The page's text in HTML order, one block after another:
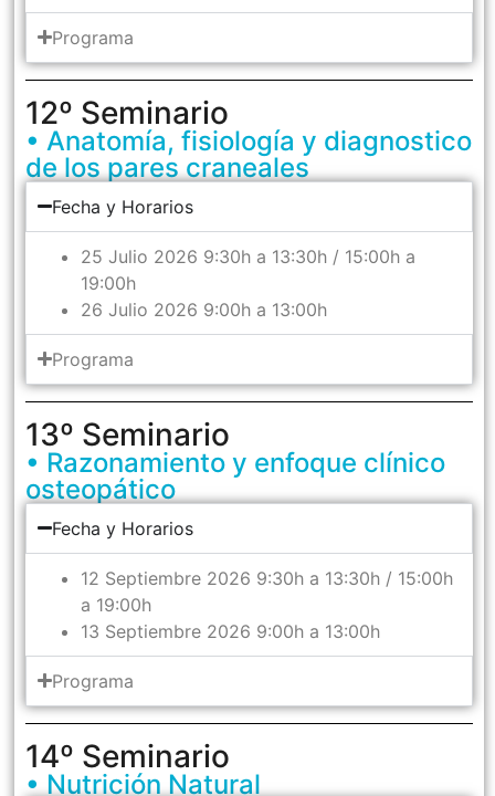
Programa
12º Seminario
• Anatomía, fisiología y diagnostico
de los pares craneales
Fecha y Horarios
25 Julio 2026 9:30h a 13:30h / 15:00h a
19:00h
26 Julio 2026 9:00h a 13:00h
Programa
13º Seminario
• Razonamiento y enfoque clínico
osteopático
Fecha y Horarios
12 Septiembre 2026 9:30h a 13:30h / 15:00h
a 19:00h
13 Septiembre 2026 9:00h a 13:00h
Programa
14º Seminario
• Nutrición Natural